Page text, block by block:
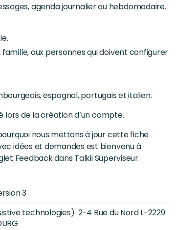
agenda journalier ou hebdomadaire.
aux personnes qui doivent configurer
espagnol, portugais et italien.
lors de la création d’un compte.
nous mettons à jour cette fiche
idées et demandes est bienvenu à
Feedback dans Talkii Superviseur.
3
technologies) 2-4 Rue du Nord L-2229